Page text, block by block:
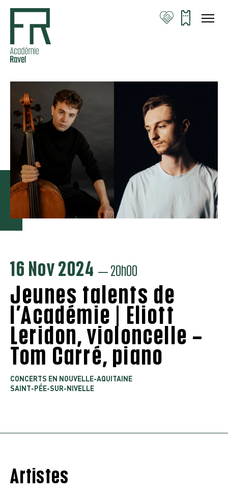
16 Nov 2024 — 20h00
Jeunes talents de
l’Académie | Eliott
Leridon, violoncelle –
Tom Carré, piano
CONCERTS EN NOUVELLE-AQUITAINE
SAINT-PÉE-SUR-NIVELLE
Artistes